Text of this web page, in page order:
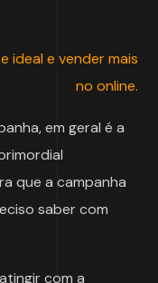
ideal e vender mais
no online.
em geral é a
que a campanha
saber com
com a